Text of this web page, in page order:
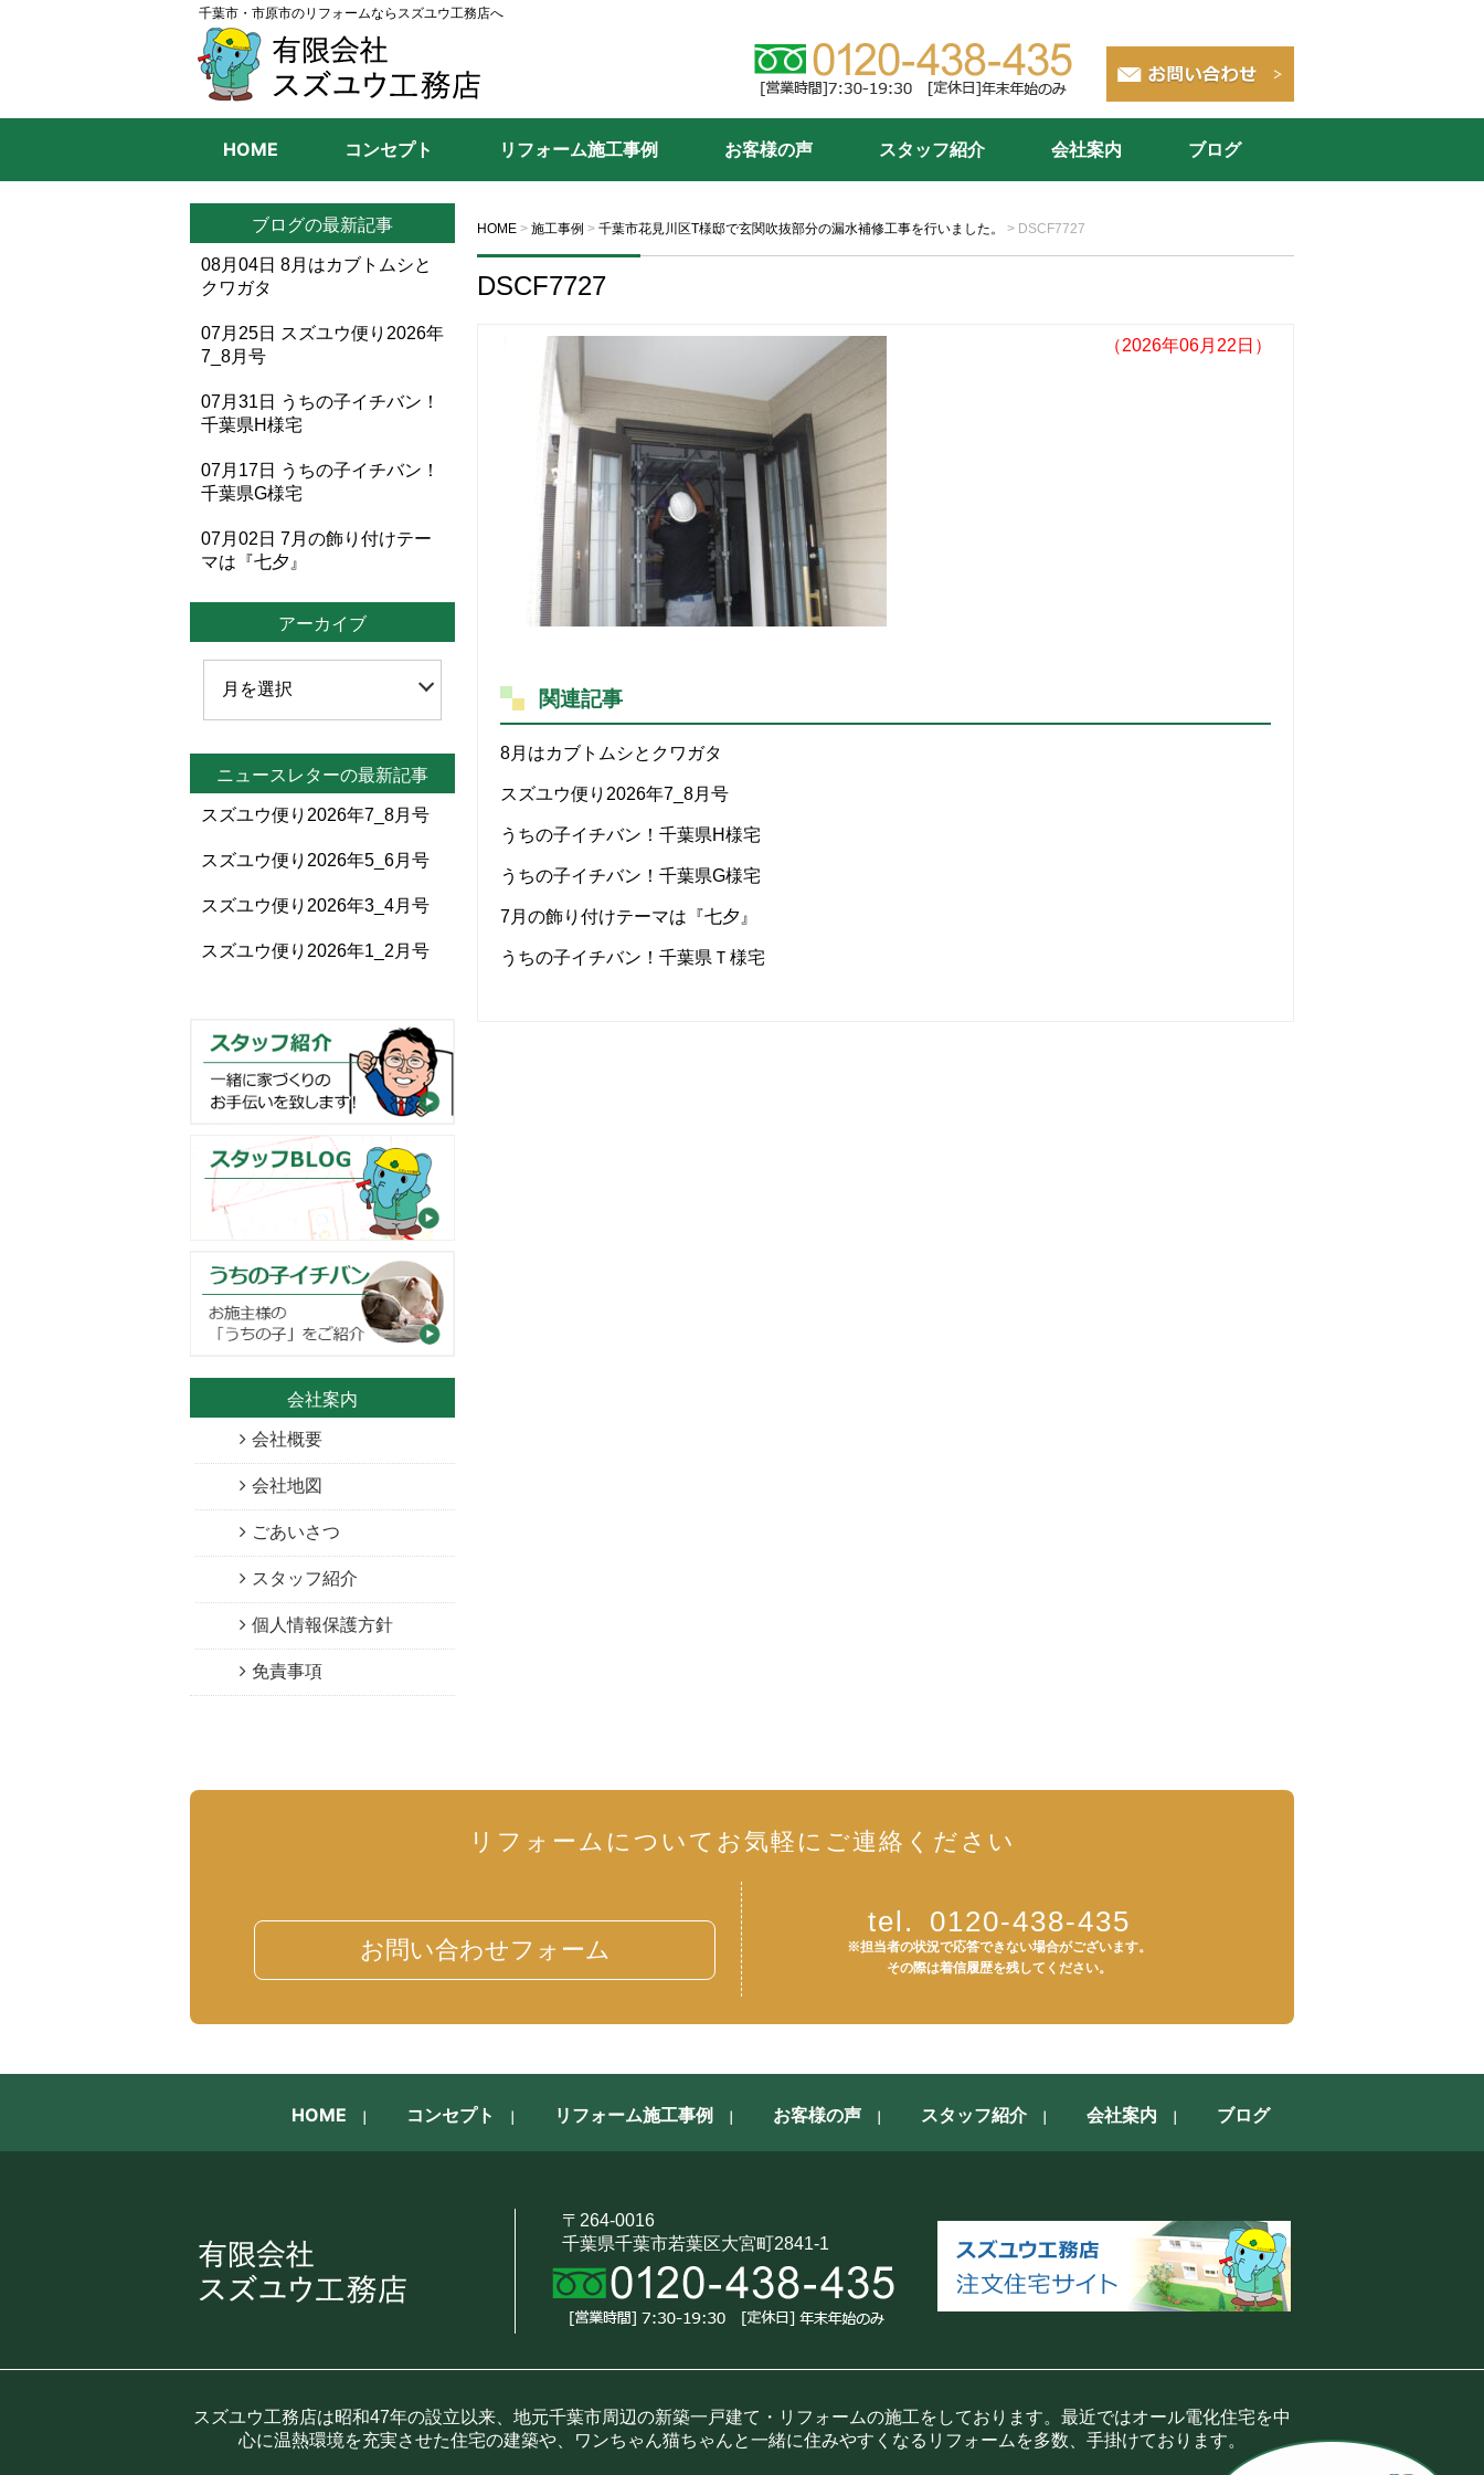
千葉市・市原市のリフォームならスズユウ工務店へ
HOME コンセプト リフォーム施工事例 お客様の声 スタッフ紹介 会社案内 ブログ
HOME > 施工事例 > 千葉市花見川区T様邸で玄関吹抜部分の漏水補修工事を行いました。 > DSCF7727
DSCF7727
（2026年06月22日）
関連記事
8月はカブトムシとクワガタ
スズユウ便り2026年7_8月号
うちの子イチバン！千葉県H様宅
うちの子イチバン！千葉県G様宅
7月の飾り付けテーマは『七夕』
うちの子イチバン！千葉県Ｔ様宅
ブログの最新記事
08月04日 8月はカブトムシと
クワガタ
07月25日 スズユウ便り2026年
7_8月号
07月31日
うちの子イチバン！
千葉県H様宅
07月17日
うちの子イチバン！
千葉県G様宅
07月02日 7月の飾り付けテー
マは『七夕』
アーカイブ
ニュースレターの最新記事
スズユウ便り2026年7_8月号
スズユウ便り2026年5_6月号
スズユウ便り2026年3_4月号
スズユウ便り2026年1_2月号
会社案内
会社概要
会社地図
ごあいさつ
スタッフ紹介
個人情報保護方針
免責事項
リフォームについて お気軽にご連絡ください
お問い合わせフォーム
tel. 0120-438-435
※担当者の状況で応答できない場合がございます。
その際は着信履歴を残してください。
HOME コンセプト リフォーム施工事例 お客様の声 スタッフ紹介 会社案内 ブログ
〒264-0016
千葉県千葉市若葉区大宮町2841-1
スズユウ工務店は昭和47年の設立以来、地元千葉市周辺の新築一戸建て・リフォームの施工をしております。最近ではオール電化住宅を中
心に温熱環境を充実させた住宅の建築や、ワンちゃん猫ちゃんと一緒に住みやすくなるリフォームを多数、手掛けております。